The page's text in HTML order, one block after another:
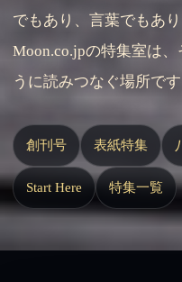
でもあり、言葉でもあ
Moon.co.jpの特集室は
うに読みつなぐ場所です
創刊号 表紙特集
Start Here 特集一覧